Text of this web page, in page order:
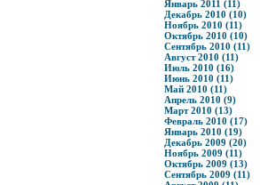
Январь 2011 (11)
Декабрь 2010 (10)
Ноябрь 2010 (11)
Октябрь 2010 (10)
Сентябрь 2010 (11)
Август 2010 (11)
Июль 2010 (16)
Июнь 2010 (11)
Май 2010 (11)
Апрель 2010 (9)
Март 2010 (13)
Февраль 2010 (17)
Январь 2010 (19)
Декабрь 2009 (20)
Ноябрь 2009 (11)
Октябрь 2009 (13)
Сентябрь 2009 (11)